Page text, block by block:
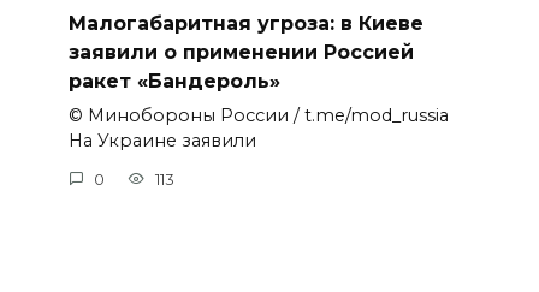
Малогабаритная угроза: в Киеве
заявили о применении Россией
ракет «Бандероль»
© Минобороны России / t.me/mod_russia
На Украине заявили
0 113